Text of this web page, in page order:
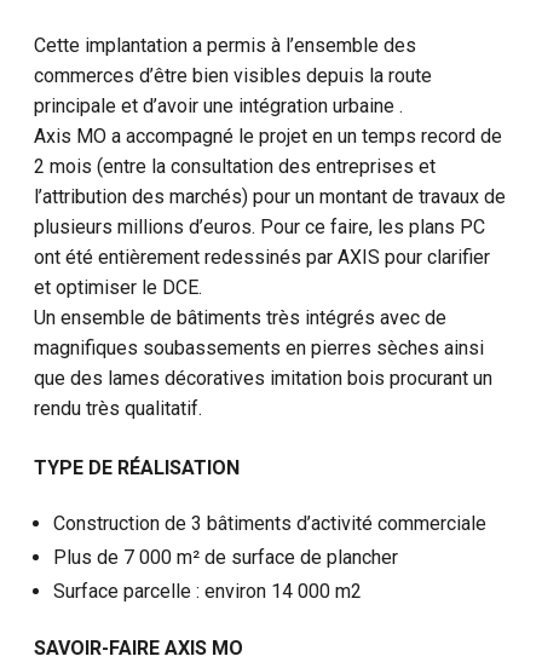
Cette implantation a permis à l’ensemble des
commerces d’être bien visibles depuis la route
principale et d’avoir une intégration urbaine .
Axis MO a accompagné le projet en un temps record de
2 mois (entre la consultation des entreprises et
l’attribution des marchés) pour un montant de travaux de
plusieurs millions d’euros. Pour ce faire, les plans PC
ont été entièrement redessinés par AXIS pour clarifier
et optimiser le DCE.
Un ensemble de bâtiments très intégrés avec de
magnifiques soubassements en pierres sèches ainsi
que des lames décoratives imitation bois procurant un
rendu très qualitatif.
TYPE DE RÉALISATION
Construction de 3 bâtiments d’activité commerciale
Plus de 7 000 m² de surface de plancher
Surface parcelle : environ 14 000 m2
SAVOIR-FAIRE AXIS MO